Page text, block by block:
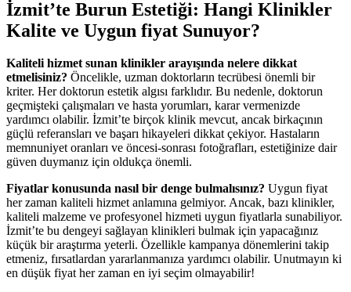
İzmit’te Burun Estetiği: Hangi Klinikler
Kalite ve Uygun fiyat Sunuyor?
Kaliteli hizmet sunan klinikler arayışında nelere dikkat
etmelisiniz? Öncelikle, uzman doktorların tecrübesi önemli bir
kriter. Her doktorun estetik algısı farklıdır. Bu nedenle, doktorun
geçmişteki çalışmaları ve hasta yorumları, karar vermenizde
yardımcı olabilir. İzmit’te birçok klinik mevcut, ancak birkaçının
güçlü referansları ve başarı hikayeleri dikkat çekiyor. Hastaların
memnuniyet oranları ve öncesi-sonrası fotoğrafları, estetiğinize dair
güven duymanız için oldukça önemli.
Fiyatlar konusunda nasıl bir denge bulmalısınız? Uygun fiyat
her zaman kaliteli hizmet anlamına gelmiyor. Ancak, bazı klinikler,
kaliteli malzeme ve profesyonel hizmeti uygun fiyatlarla sunabiliyor.
İzmit’te bu dengeyi sağlayan klinikleri bulmak için yapacağınız
küçük bir araştırma yeterli. Özellikle kampanya dönemlerini takip
etmeniz, fırsatlardan yararlanmanıza yardımcı olabilir. Unutmayın ki
en düşük fiyat her zaman en iyi seçim olmayabilir!